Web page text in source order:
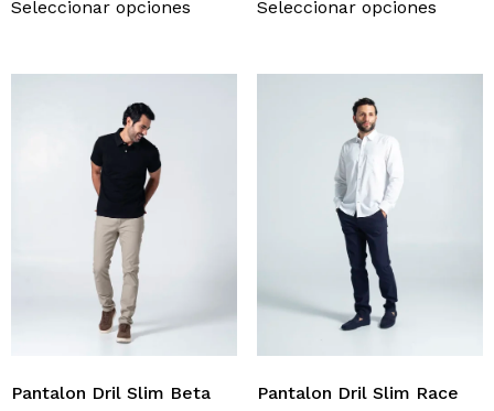
Seleccionar opciones Seleccionar opciones
Pantalon Dril Slim Beta Pantalon Dril Slim Race